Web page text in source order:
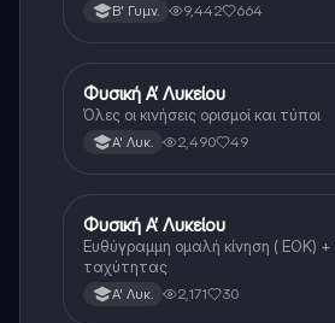
Β' Γυμν. 9,442 664
Φυσική
Φυσική Α’ Λυκείου
Όλες οι κινήσεις ορισμοί και τύποι
Α' Λυκ. 2,490 49
Φυσική
Φυσική Α’ Λυκείου
Ευθύγραμμη ομαλή κίνηση ( ΕΟΚ)
ταχύτητας
Α' Λυκ. 2,171 30